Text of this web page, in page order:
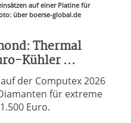
auf einer Platine für
über boerse-global.de
Thermal
Kühler ...
der Computex 2026
für extreme
Euro.